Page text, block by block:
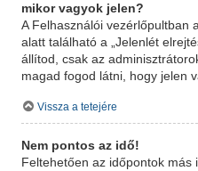
mikor vagyok jelen?
A Felhasználói vezérlőpultban
alatt található a „Jelenlét
állítod, csak az
magad fogod látni, hogy jelen
Vissza a tetejére
Nem pontos az idő!
Feltehetően az időpontok más